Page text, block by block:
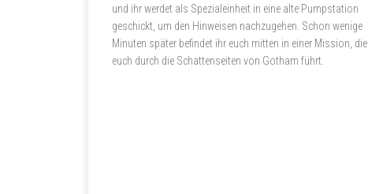
und ihr werdet als Spezialeinheit in eine alte Pumpstation
geschickt, um den Hinweisen nachzugehen. Schon wenige
Minuten später befindet ihr euch mitten in einer Mission, die
euch durch die Schattenseiten von Gotham führt.